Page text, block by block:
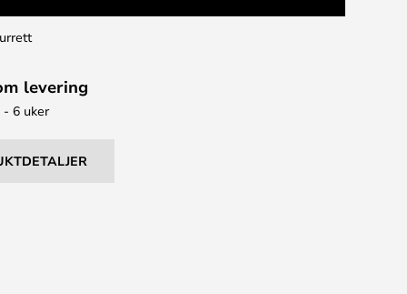
levering
6 uker